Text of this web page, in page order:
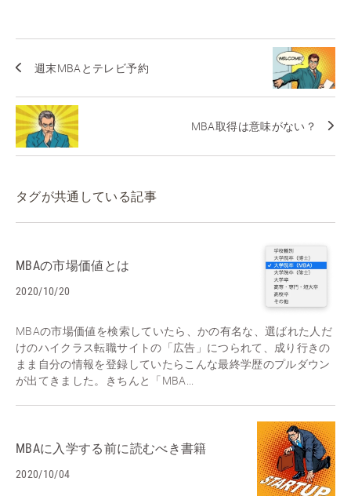
週末MBAとテレビ予約
MBA取得は意味がない？
タグが共通している記事
MBAの市場価値とは
2020/10/20
MBAの市場価値を検索していたら、かの有名な、選ばれた人だ
けのハイクラス転職サイトの「広告」につられて、成り行きの
まま自分の情報を登録していたらこんな最終学歴のプルダウン
が出てきました。きちんと「MBA...
MBAに入学する前に読むべき書籍
2020/10/04